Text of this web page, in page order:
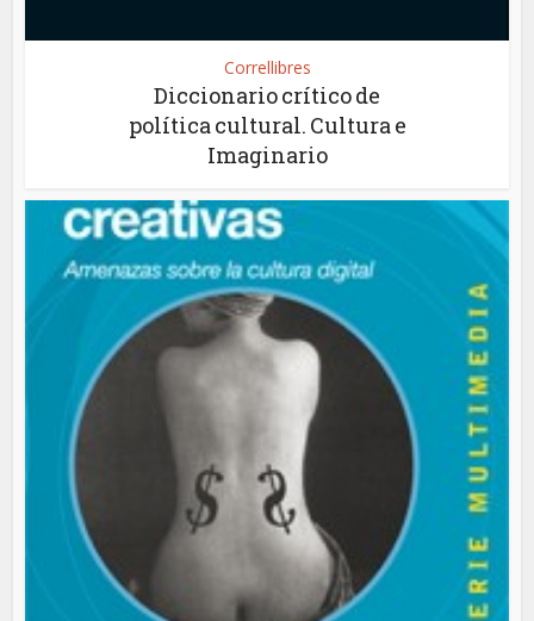
Correllibres
Diccionario crítico de
política cultural. Cultura e
Imaginario